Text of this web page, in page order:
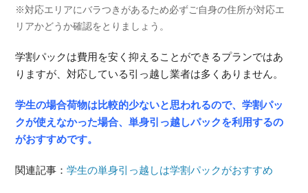
※対応エリアにバラつきがあるため必ずご自身の住所が対応エ
リアかどうか確認をとりましょう。
学割パックは費用を安く抑えることができるプランではあ
りますが、対応している引っ越し業者は多くありません。
学生の場合荷物は比較的少ないと思われるので、学割パッ
クが使えなかった場合、単身引っ越しパックを利用するの
がおすすめです。
関連記事：学生の単身引っ越しは学割パックがおすすめ